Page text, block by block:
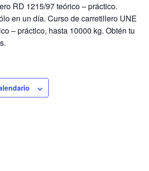
RD 1215/97 teórico – práctico.
en un día. Curso de carretillero UNE
– práctico, hasta 10000 kg. Obtén tu